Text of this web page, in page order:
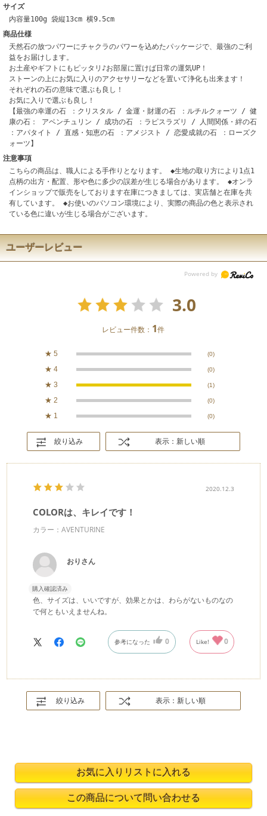
サイズ
内容量100g 袋縦13cm 横9.5cm
商品仕様
天然石の放つパワーにチャクラのパワーを込めたパッケージで、最強のご利
益をお届けします。
お土産やギフトにもピッタリ♪お部屋に置けば日常の運気UP！
ストーンの上にお気に入りのアクセサリーなどを置いて浄化も出来ます！
それぞれの石の意味で選ぶも良し！
お気に入りで選ぶも良し！
【最強の幸運の石 ：クリスタル / 金運・財運の石 ：ルチルクォーツ / 健
康の石： アベンチュリン / 成功の石 ：ラピスラズリ / 人間関係・絆の石
：アパタイト / 直感・知恵の石 ：アメジスト / 恋愛成就の石 ：ローズク
ォーツ】
注意事項
こちらの商品は、職人による手作りとなります。 ◆生地の取り方により1点1
点柄の出方・配置、形や色に多少の誤差が生じる場合があります。 ◆オンラ
インショップで販売をしております在庫につきましては、実店舗と在庫を共
有しています。 ◆お使いのパソコン環境により、実際の商品の色と表示され
ている色に違いが生じる場合がございます。
ユーザーレビュー
3.0
レビュー件数： 1件
★ 5 (0)
★ 4 (0)
★ 3 (1)
★ 2 (0)
★ 1 (0)
絞り込み 表示：新しい順
2020.12.3
COLORは、キレイです！
カラー：AVENTURINE
おりさん
購入確認済み
色、サイズは、いいですが、効果とかは、わらがないものなの
で何ともいえませんね。
参考になった 0 Like! 0
絞り込み 表示：新しい順